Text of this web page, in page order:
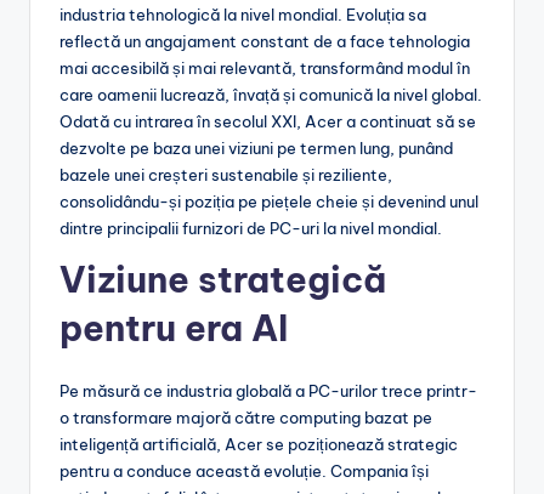
industria tehnologică la nivel mondial. Evoluția sa
reflectă un angajament constant de a face tehnologia
mai accesibilă și mai relevantă, transformând modul în
care oamenii lucrează, învață și comunică la nivel global.
Odată cu intrarea în secolul XXI, Acer a continuat să se
dezvolte pe baza unei viziuni pe termen lung, punând
bazele unei creșteri sustenabile și reziliente,
consolidându-și poziția pe piețele cheie și devenind unul
dintre principalii furnizori de PC-uri la nivel mondial.
Viziune strategică
pentru era AI
Pe măsură ce industria globală a PC-urilor trece printr-
o transformare majoră către computing bazat pe
inteligență artificială, Acer se poziționează strategic
pentru a conduce această evoluție. Compania își